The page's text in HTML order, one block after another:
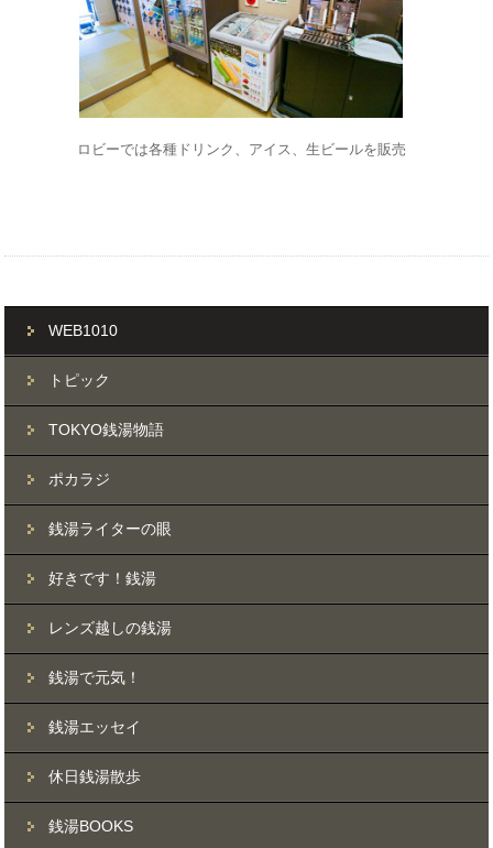
ロビーでは各種ドリンク、アイス、生ビールを販売
WEB1010
トピック
TOKYO銭湯物語
ポカラジ
銭湯ライターの眼
好きです！銭湯
レンズ越しの銭湯
銭湯で元気！
銭湯エッセイ
休日銭湯散歩
銭湯BOOKS